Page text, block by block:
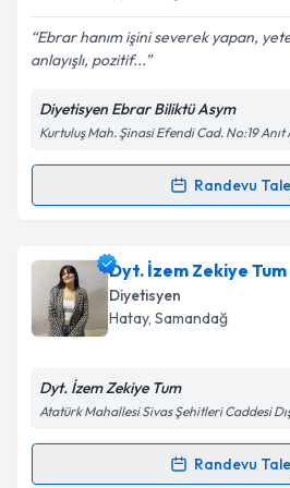
Kişisel verilerimin
Metni'ni okudum ve kişisel
kapsamda işlenmesini
Ebrar hanım işini severek yapan,
anlayışlı, pozitif...
Diyetisyen Ebrar Biliktü Asym
Kurtuluş Mah. Şinasi Efendi Cad. No:19
Randevu
Randevu Takvimi Talebi
Dyt. Ebrar Biliktüiçin randevu
oluşturun. Size bu uzmandan
takvim hazırlandığında e-
Kişisel verilerimin
Dyt. İzem Zekiye Tum
Diyetisyen
Hatay, Samandağ
Dyt. İzem Zekiye Tum
Atatürk Mahallesi Sivas Şehitleri Caddesi
Randevu
Randevu Takvimi Talebi